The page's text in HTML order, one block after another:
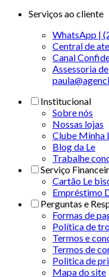
Serviços ao cliente
WhatsApp |
Central de
Canal
Assessoria
Institucional
Sobre nós
Nossas lojas
Clube Minha
Blog da Le
Trabalhe
Serviço
Cartão Le
Empréstimo
Perguntas e
Formas de
Política de
Termos e
Termos de
Politica de
Mapa do site